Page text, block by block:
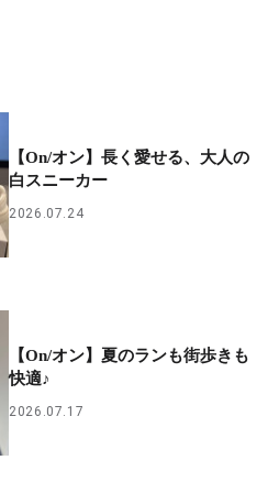
【On/オン】長く愛せる、大人の
白スニーカー
2026.07.24
【On/オン】夏のランも街歩きも
快適♪
2026.07.17